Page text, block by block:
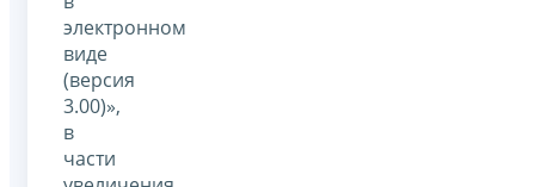
электронном
виде
(версия
3.00)»,
в
части